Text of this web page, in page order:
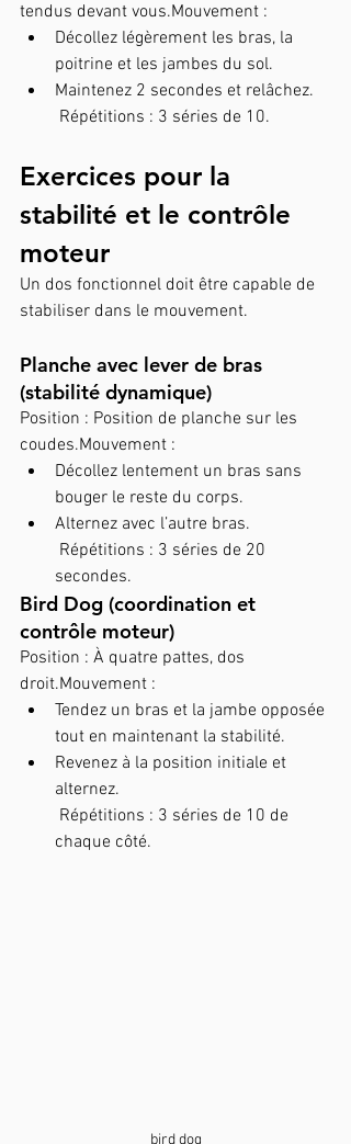
tendus devant vous.Mouvement :
Décollez légèrement les bras, la
poitrine et les jambes du sol.
Maintenez 2 secondes et relâchez.
Répétitions : 3 séries de 10.
Exercices pour la
stabilité et le contrôle
moteur
Un dos fonctionnel doit être capable de
stabiliser dans le mouvement.
Planche avec lever de bras
(stabilité dynamique)
Position : Position de planche sur les
coudes.Mouvement :
Décollez lentement un bras sans
bouger le reste du corps.
Alternez avec l’autre bras.
secondes.
Bird Dog (coordination et
contrôle moteur)
Position : À quatre pattes, dos
droit.Mouvement :
Tendez un bras et la jambe opposée
tout en maintenant la stabilité.
Revenez à la position initiale et
alternez.
chaque côté.